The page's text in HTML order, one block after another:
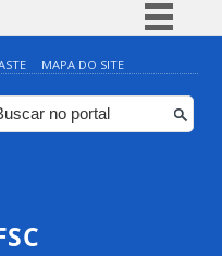
Simplifique!
Comunica BR
Participe
MAPA DO SITE